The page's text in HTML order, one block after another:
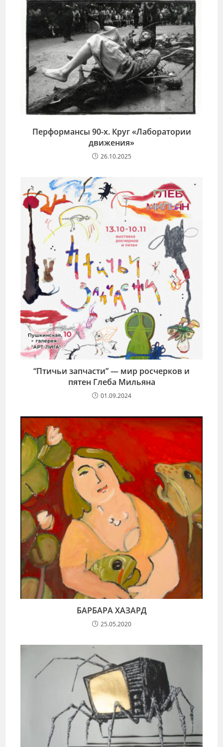
Перформансы 90-х. Круг «Лаборатории
движения»
26.10.2025
“Птичьи запчасти” — мир росчерков и
пятен Глеба Мильяна
01.09.2024
БАРБАРА ХАЗАРД
25.05.2020